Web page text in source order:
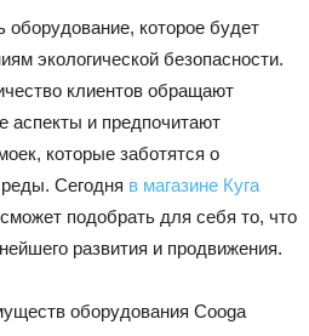
оборудование, которое будет
экологической безопасности.
клиентов обращают
аспекты и предпочитают
которые заботятся о
Сегодня в магазине Куга
подобрать для себя то, что
развития и продвижения.
оборудования Cooga